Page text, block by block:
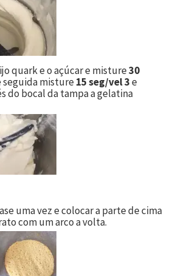
quark e o açúcar e misture30
seguida misture15 seg/vel 3e
do bocal da tampa a gelatina
uma vez e colocar a parte de cima
com um arco a volta.